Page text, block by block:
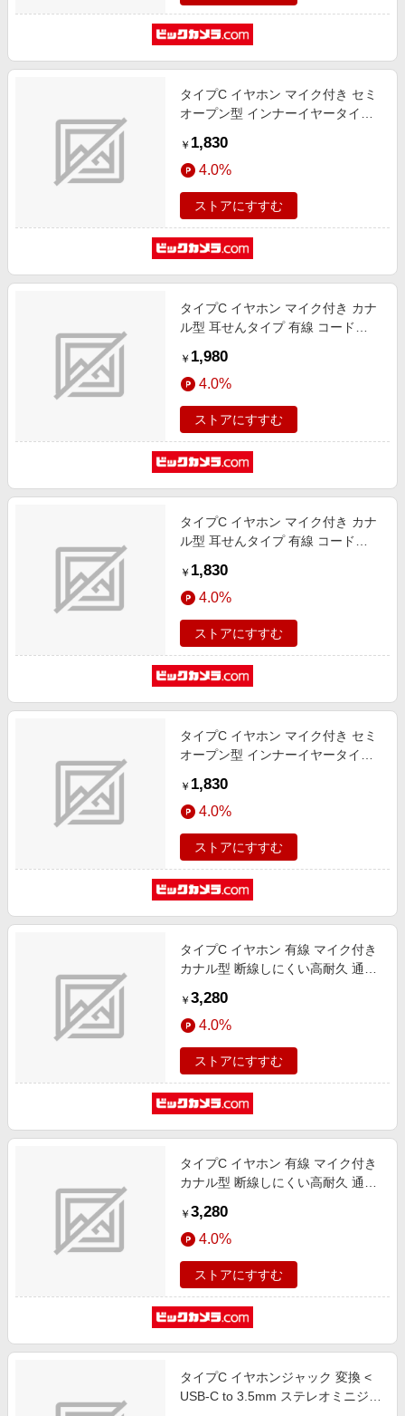
タイプC イヤホン マイク付き セミ
オープン型 インナーイヤータイプ
整 【 Xperia Google Pixel OPPO
Reno iPad Android スマホ タブレ
ット 他対応 】 レッド レッド EHP-
DF10IMRD [インナーイヤー型
/USB]
￥ 1,830
4.0%
ストアにすすむ
タイプC イヤホン マイク付き カナ
ル型 耳せんタイプ 有線 コード
Google Pixel OPPO Reno iPad
Android スマホ タブレット 他対応
】 レッド レッド EHP-DF11CMRD
[カナル型 /USB]
￥ 1,980
4.0%
ストアにすすむ
タイプC イヤホン マイク付き カナ
ル型 耳せんタイプ 有線 コード
Google Pixel OPPO Reno iPad
Android スマホ タブレット 他対応
】 シルバー シルバー EHP-
DF11CMSV [カナル型 /USB]
￥ 1,830
4.0%
ストアにすすむ
タイプC イヤホン マイク付き セミ
オープン型 インナーイヤータイプ
整 【 Xperia Google Pixel OPPO
Reno iPad Android スマホ タブレ
ット 他対応 】 ブラック ブラック
EHP-DF10IMBK [インナーイヤー型
/USB]
￥ 1,830
4.0%
ストアにすすむ
タイプC イヤホン 有線 マイク付き
カナル型 断線しにくい高耐久 通話
ト搭載 iPhone iPad Pixel AQUOS
Xperia Galaxy Android 他対応 】 シ
ルバー シルバー EHP-DF14CMSV
[カナル型 /USB]
￥ 3,280
4.0%
ストアにすすむ
タイプC イヤホン 有線 マイク付き
カナル型 断線しにくい高耐久 通話
ト搭載 iPhone iPad Pixel AQUOS
Xperia Galaxy Android 他対応 】 ブ
ルー ブルー EHP-DF14CMBU [カナ
ル型 /USB]
￥ 3,280
4.0%
ストアにすすむ
タイプC イヤホンジャック 変換 <
USB-C to 3.5mm ステレオミニジャ